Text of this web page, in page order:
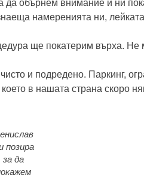
да обърнем внимание и ни
намеренията ни,
ще покатерим върха. Не
и подредено. Паркинг,
в нашата страна скоро
позира
за да